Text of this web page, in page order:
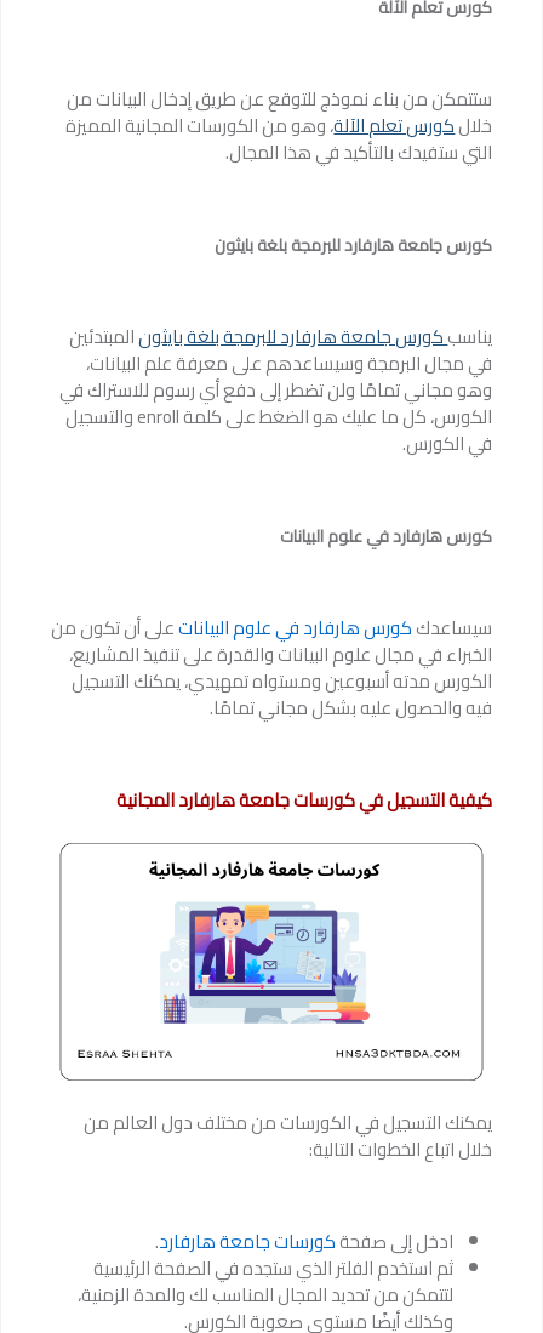
كورس تعلم الآلة
ستتمكن من بناء نموذج للتوقع عن طريق إدخال البيانات من
خلالكورس تعلم الآلة، وهو من الكورسات المجانية المميزة
التي ستفيدك بالتأكيد في هذا المجال.
كورس جامعة هارفارد للبرمجة بلغة بايثون
يناسبكورس جامعة هارفارد للبرمجة بلغة بايثونالمبتدئين
في مجال البرمجة وسيساعدهم على معرفة علم البيانات،
وهو مجاني تمامًا ولن تضطر إلى دفع أي رسوم للاستراك في
الكورس، كل ما عليك هو الضغط على كلمة enroll والتسجيل
في الكورس.
كورس هارفارد في علوم البيانات
سيساعدككورس هارفارد في علوم البياناتعلى أن تكون من
الخبراء في مجال علوم البيانات والقدرة على تنفيذ المشاريع،
الكورس مدته أسبوعين ومستواه تمهيدي، يمكنك التسجيل
فيه والحصول عليه بشكل مجاني تمامًا.
كيفية التسجيل في كورسات جامعة هارفارد المجانية
يمكنك التسجيل في الكورسات من مختلف دول العالم من
خلال اتباع الخطوات التالية:
ادخل إلى صفحةكورسات جامعة هارفارد.
ثم استخدم الفلتر الذي ستجده في الصفحة الرئيسية
لتتمكن من تحديد المجال المناسب لك والمدة الزمنية،
وكذلك أيضًا مستوى صعوبة الكورس.